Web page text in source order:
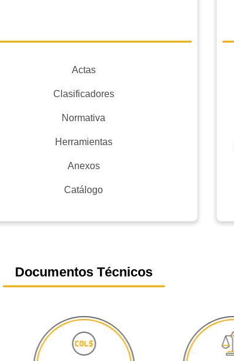
Actas
Clasificadores
Normativa
Herramientas
Anexos
Catálogo
Documentos Técnicos